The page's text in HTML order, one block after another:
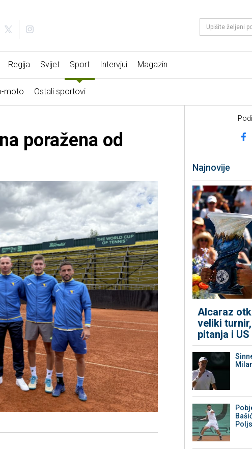
Regija Svijet Sport Intervjui Magazin
moto Ostali sportovi
poražena od
Najnovije
Alcaraz
veliki
pitanja i US